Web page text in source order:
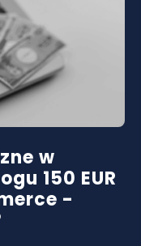
w
150 EUR
-